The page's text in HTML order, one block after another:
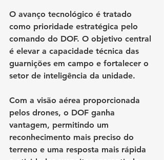
O avanço tecnológico é tratado
como prioridade estratégica pelo
comando do DOF. O objetivo central
é elevar a capacidade técnica das
guarnições em campo e fortalecer o
setor de inteligência da unidade.
Com a visão aérea proporcionada
pelos drones, o DOF ganha
vantagem, permitindo um
reconhecimento mais preciso do
terreno e uma resposta mais rápida